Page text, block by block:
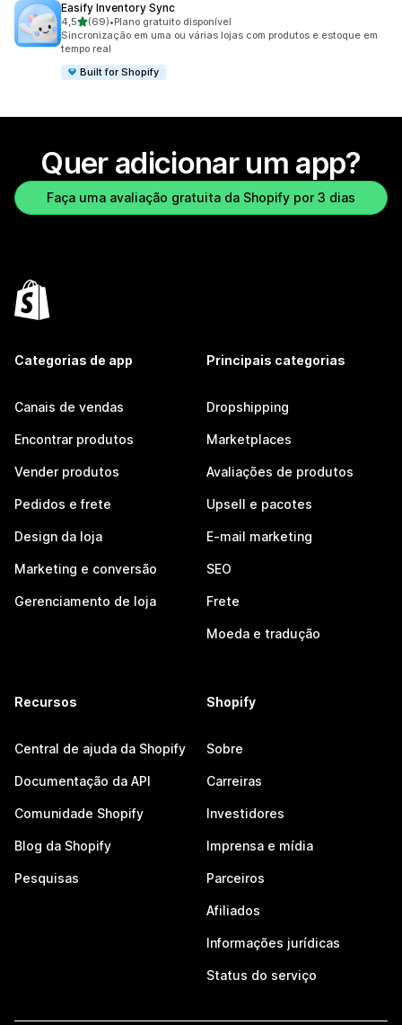
Easify Inventory Sync
4,5de 5 estrelas
(69)
69 avaliações ao todo
•Plano gratuito disponível
Sincronização em uma ou várias lojas com produtos e estoque em
tempo real
Built for Shopify
Quer adicionar um app?
Faça uma avaliação gratuita da Shopify por 3 dias
Categorias de app
Canais de vendas
Encontrar produtos
Vender produtos
Pedidos e frete
Design da loja
Marketing e conversão
Gerenciamento de loja
Principais categorias
Dropshipping
Marketplaces
Avaliações de produtos
Upsell e pacotes
E-mail marketing
SEO
Frete
Moeda e tradução
Recursos
Central de ajuda da Shopify
Documentação da API
Comunidade Shopify
Blog da Shopify
Pesquisas
Shopify
Sobre
Carreiras
Investidores
Imprensa e mídia
Parceiros
Afiliados
Informações jurídicas
Status do serviço